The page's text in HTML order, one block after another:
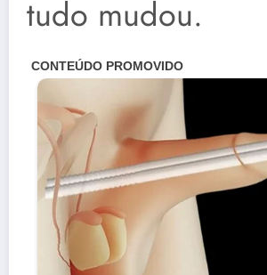
tudo mudou.